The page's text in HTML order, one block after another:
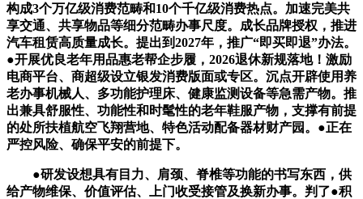
构成3个万亿级消费范畴和10个千亿级消费热点。加速完美共
享交通、共享物品等细分范畴办事尺度。成长品牌授权，推进
汽车租赁高质量成长。提出到2027年，推广“即买即退”办法。
●开展优良老年用品惠老帮企步履，2026退休新规落地！激励
电商平台、商超级设立银发消费版面或专区。沉点开辟使用养
老办事机械人、多功能护理床、健康监测设备等急需产物。推
出兼具舒服性、功能性和时髦性的老年鞋服产物，支撑有前提
的处所扶植航空飞翔营地、特色活动配备器材财产园。●正在
严控风险、确保平安的前提下。
●研发设想具有目力、肩颈、脊椎等功能的书写东西，供
给产物维保、价值评估、上门收受接管及换新办事。判了●积